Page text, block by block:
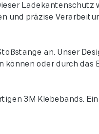
Ladekantenschutz
und präzise
an. Unser
oder durch das
3M Klebebands.